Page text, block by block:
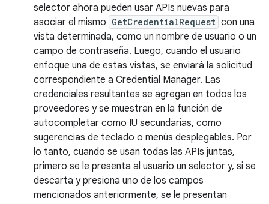
selector ahora pueden usar APIs nuevas para
asociar el mismo GetCredentialRequest con una
vista determinada, como un nombre de usuario o un
campo de contraseña. Luego, cuando el usuario
enfoque una de estas vistas, se enviará la solicitud
correspondiente a Credential Manager. Las
credenciales resultantes se agregan en todos los
proveedores y se muestran en la función de
autocompletar como IU secundarias, como
sugerencias de teclado o menús desplegables. Por
lo tanto, cuando se usan todas las APIs juntas,
primero se le presenta al usuario un selector y, si se
descarta y presiona uno de los campos
mencionados anteriormente, se le presentan